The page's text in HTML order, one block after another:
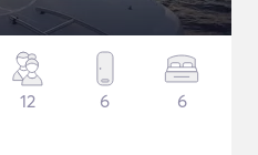
12 6 6